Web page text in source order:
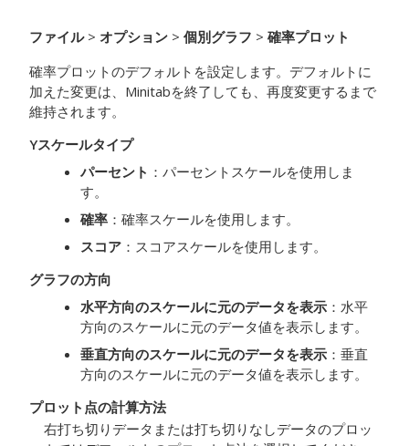
ファイル> オプション > 個別グラフ > 確率プロット
確率プロットのデフォルトを設定します。デフォルトに
加えた変更は、Minitabを終了しても、再度変更するまで
維持されます。
Yスケールタイプ
パーセント ：パーセントスケールを使用しま
す。
確率 ：確率スケールを使用します。
スコア ：スコアスケールを使用します。
グラフの方向
水平方向のスケールに元のデータを表示 ：水平
方向のスケールに元のデータ値を表示します。
垂直方向のスケールに元のデータを表示 ：垂直
方向のスケールに元のデータ値を表示します。
プロット点の計算方法
右打ち切りデータまたは打ち切りなしデータのプロッ